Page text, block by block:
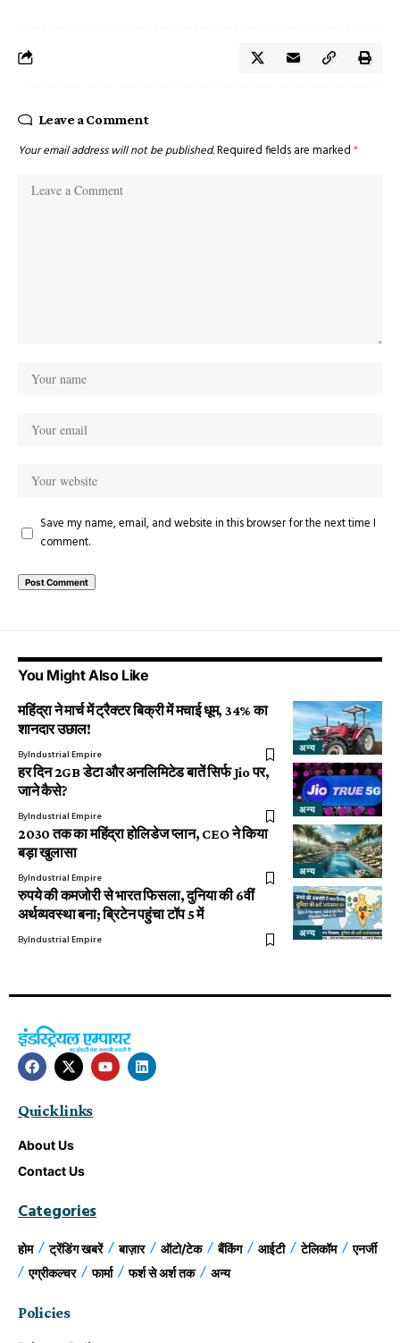
Leave a Comment
Your email address will not be published.Required fields are marked *
Save my name, email, and website in this browser for the next time I
comment.
You Might Also Like
अन्य
महिंद्रा ने मार्च में ट्रैक्टर बिक्री में मचाई धूम, 34% का
शानदार उछाल!
ByIndustrial Empire
अन्य
हर दिन 2GB डेटा और अनलिमिटेड बातें सिर्फ Jio पर,
जाने कैसे?
ByIndustrial Empire
अन्य
2030 तक का महिंद्रा होलिडेज प्लान, CEO ने किया
बड़ा खुलासा
ByIndustrial Empire
अन्य
रुपये की कमजोरी से भारत फिसला, दुनिया की 6वीं
अर्थव्यवस्था बना; ब्रिटेन पहुंचा टॉप 5 में
ByIndustrial Empire
Quick links
About Us
Contact Us
Categories
होम ट्रेंडिंग खबरें बाज़ार ऑटो/टेक बैंकिंग आईटी टेलिकॉम
एनर्जी
एग्रीकल्चर
फार्मा फर्श से अर्श तक अन्य
Policies